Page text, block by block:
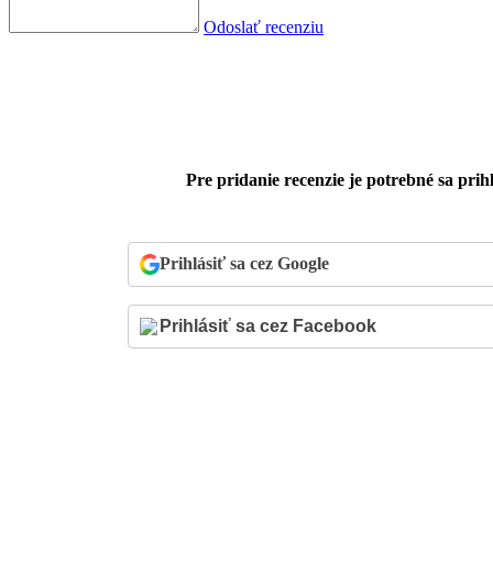
Odoslať recenziu
Pre pridanie recenzie je potrebné sa
Prihlásiť sa cez Google